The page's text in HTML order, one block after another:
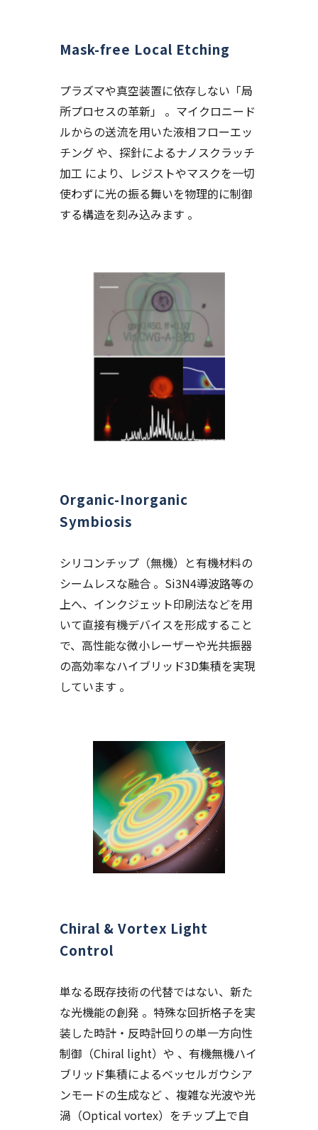
Mask-free Local Etching
プラズマや真空装置に依存しない「局
所プロセスの革新」 。マイクロニード
ルからの送流を用いた液相フローエッ
チング や、探針によるナノスクラッチ
加工 により、レジストやマスクを一切
使わずに光の振る舞いを物理的に制御
する構造を刻み込みます 。
Organic-Inorganic
Symbiosis
シリコンチップ（無機）と有機材料の
シームレスな融合 。Si3N4導波路等の
上へ、インクジェット印刷法などを用
いて直接有機デバイスを形成すること
で、高性能な微小レーザーや光共振器
の高効率なハイブリッド3D集積を実現
しています 。
Chiral & Vortex Light
Control
単なる既存技術の代替ではない、新た
な光機能の創発 。特殊な回折格子を実
装した時計・反時計回りの単一方向性
制御（Chiral light）や 、有機無機ハイ
ブリッド集積によるベッセルガウシア
ンモードの生成など 、複雑な光波や光
渦（Optical vortex）をチップ上で自